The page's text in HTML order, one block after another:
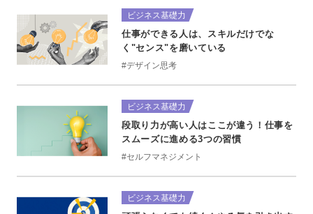
ビジネス基礎力
仕事ができる人は、スキルだけでな
く"センス"を磨いている
#デザイン思考
ビジネス基礎力
段取り力が高い人はここが違う！仕事を
スムーズに進める3つの習慣
#セルフマネジメント
ビジネス基礎力